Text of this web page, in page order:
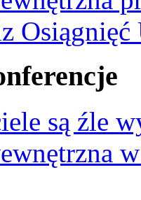
są źle